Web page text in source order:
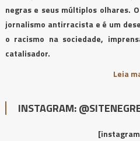
negras e seus múltiplos olhares.
jornalismo antirracista e é um
o racismo na sociedade,
catalisador.
Leia
INSTAGRAM: